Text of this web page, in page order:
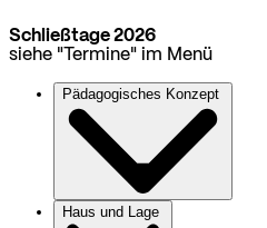
Schließtage 2026
siehe "Termine" im Menü
Pädagogisches Konzept
Haus und Lage